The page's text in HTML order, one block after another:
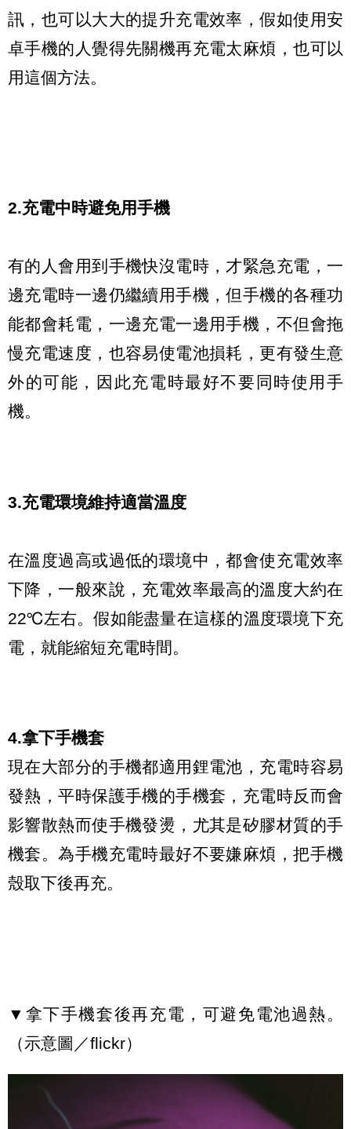
訊，也可以大大的提升充電效率，假如使用安
卓手機的人覺得先關機再充電太麻煩，也可以
用這個方法。
2.充電中時避免用手機
有的人會用到手機快沒電時，才緊急充電，一
邊充電時一邊仍繼續用手機，但手機的各種功
能都會耗電，一邊充電一邊用手機，不但會拖
慢充電速度，也容易使電池損耗，更有發生意
外的可能，因此充電時最好不要同時使用手
機。
3.充電環境維持適當溫度
在溫度過高或過低的環境中，都會使充電效率
下降，一般來說，充電效率最高的溫度大約在
22℃左右。假如能盡量在這樣的溫度環境下充
電，就能縮短充電時間。
4.拿下手機套
現在大部分的手機都適用鋰電池，充電時容易
發熱，平時保護手機的手機套，充電時反而會
影響散熱而使手機發燙，尤其是矽膠材質的手
機套。為手機充電時最好不要嫌麻煩，把手機
殼取下後再充。
▼拿下手機套後再充電，可避免電池過熱。
（示意圖／flickr）